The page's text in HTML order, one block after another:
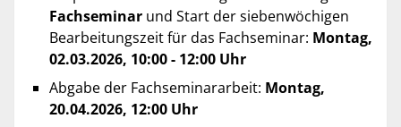
Fachseminar und Start der siebenwöchigen
Bearbeitungszeit für das Fachseminar: Montag,
02.03.2026, 10:00 - 12:00 Uhr
Abgabe der Fachseminararbeit: Montag,
20.04.2026, 12:00 Uhr